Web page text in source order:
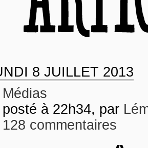
8 JUILLET 2013
Médias
posté à 22h34, par
128 commentaires